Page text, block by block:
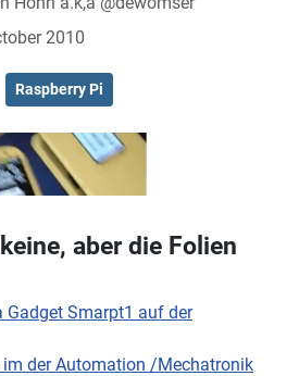
2010
Raspberry Pi
aber die Folien
Gadget Smarpt1 auf der
im der Automation /Mechatronik